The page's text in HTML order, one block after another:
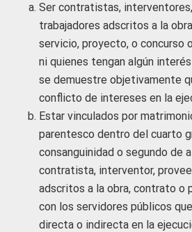
Ser contratistas,
trabajadores adscritos a la
servicio, proyecto, o concurso
ni quienes tengan algún
se demuestre objetivamente
conflicto de intereses en la
Estar vinculados por
parentesco dentro del cuarto
consanguinidad o segundo de
contratista, interventor,
adscritos a la obra, contrato o
con los servidores públicos
directa o indirecta en la